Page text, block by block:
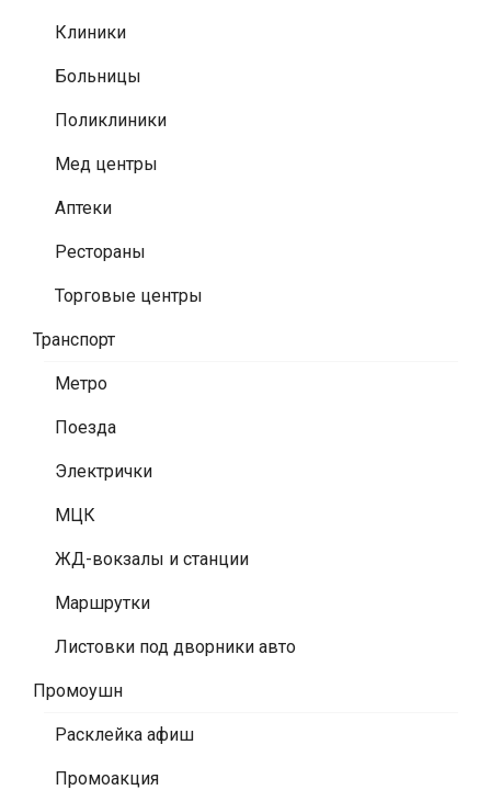
Клиники
Больницы
Поликлиники
Мед центры
Аптеки
Рестораны
Торговые центры
Транспорт
Метро
Поезда
Электрички
МЦК
ЖД-вокзалы и станции
Маршрутки
Листовки под дворники авто
Промоушн
Расклейка афиш
Промоакция